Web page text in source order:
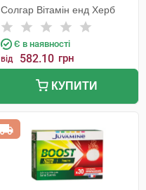
Солгар Вітамін енд Херб
Є в наявності
від 582.10 грн
КУПИТИ